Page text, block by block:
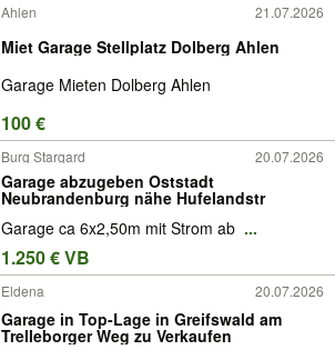
Ahlen 21.07.2026
Miet Garage Stellplatz Dolberg Ahlen
Garage Mieten Dolberg Ahlen
100 €
Burg Stargard 20.07.2026
Garage abzugeben Oststadt
Neubrandenburg nähe Hufelandstr
Garage ca 6x2,50m mit Strom ab ...
1.250 € VB
Eldena 20.07.2026
Garage in Top-Lage in Greifswald am
Trelleborger Weg zu Verkaufen